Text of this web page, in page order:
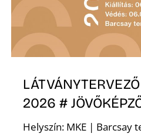
2026 #
Helyszín: MKE | Barcsay